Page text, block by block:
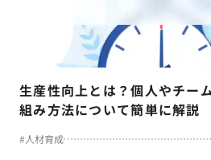
生産性向上とは？個人やチー
組み方法について簡単に解説
#人材育成